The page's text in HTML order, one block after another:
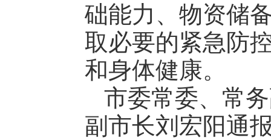
础能力、物资储
取必要的紧急防
和身体健康。
市委常委、常
副市长刘宏阳通